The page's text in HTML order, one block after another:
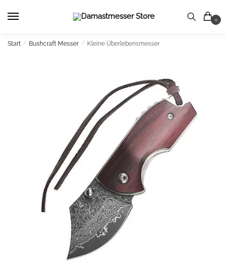
0
Start / Bushcraft Messer / Kleine Überlebensmesser